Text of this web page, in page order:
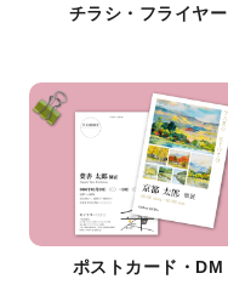
チラシ・フライヤー
ポストカード・DM